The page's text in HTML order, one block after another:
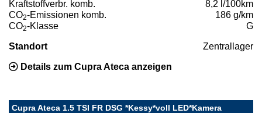
Kraftstoffverbr. komb.
8,2 l/100km
CO2-Emissionen komb.
186 g/km
CO2-Klasse G
Standort Zentrallager
Details zum Cupra Ateca anzeigen
Cupra Ateca 1.5 TSI FR DSG *Kessy*voll LED*Kamera